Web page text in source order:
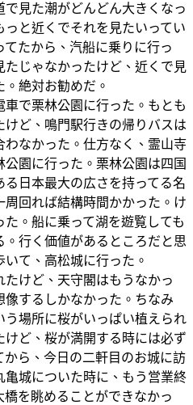
見た潮がどんどん大きくなっ
と近くでそれを見たいってい
たから、汽船に乗りに行っ
じゃなかったけど、近くで見
絶対お勧めだ。
で栗林公園に行った。もとも
けど、鳴門駅行きの帰りバスは
なかった。仕方なく、霊山寺
園に行った。栗林公園は四国
日本最大の広さを持ってる名
回れば結構時間かかった。け
。船に乗って湖を遊覧しても
行く価値があるところだと思
て、高松城に行った。
けど、天守閣はもうなかっ
するしかなかった。ちなみ
う場所に桜がいっぱい植えられ
ど、桜が満開する時には必ず
ら、今日の二軒目のお城に訪
城についた時に、もう営業終
を眺めることができなかっ